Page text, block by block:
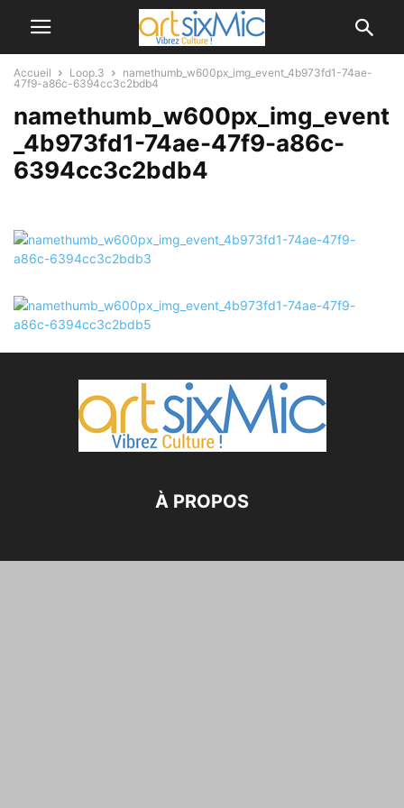
Accueil Loop.3
namethumb_w600px_img_event_4b973fd1-74ae-
47f9-a86c-6394cc3c2bdb4
namethumb_w600px_img_event
_4b973fd1-74ae-47f9-a86c-
6394cc3c2bdb4
À PROPOS